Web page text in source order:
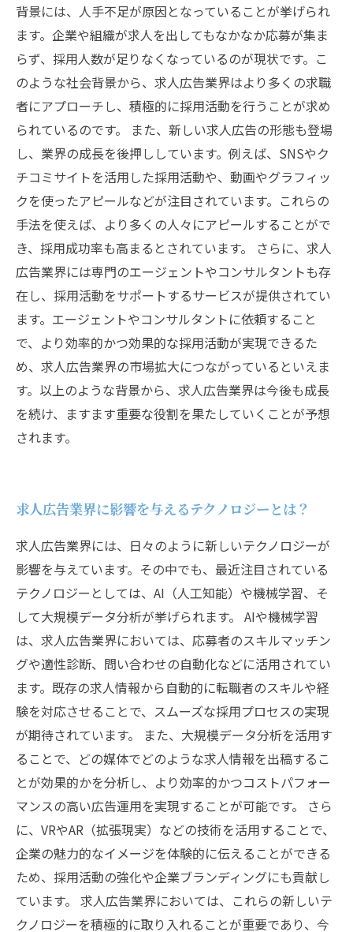
背景には、人手不足が原因となっていることが挙げられ
ます。企業や組織が求人を出してもなかなか応募が集ま
らず、採用人数が足りなくなっているのが現状です。こ
のような社会背景から、求人広告業界はより多くの求職
者にアプローチし、積極的に採用活動を行うことが求め
られているのです。 また、新しい求人広告の形態も登場
し、業界の成長を後押ししています。例えば、SNSやク
チコミサイトを活用した採用活動や、動画やグラフィッ
クを使ったアピールなどが注目されています。これらの
手法を使えば、より多くの人々にアピールすることがで
き、採用成功率も高まるとされています。 さらに、求人
広告業界には専門のエージェントやコンサルタントも存
在し、採用活動をサポートするサービスが提供されてい
ます。エージェントやコンサルタントに依頼すること
で、より効率的かつ効果的な採用活動が実現できるた
め、求人広告業界の市場拡大につながっているといえま
す。以上のような背景から、求人広告業界は今後も成長
を続け、ますます重要な役割を果たしていくことが予想
されます。
求人広告業界に影響を与えるテクノロジーとは？
求人広告業界には、日々のように新しいテクノロジーが
影響を与えています。その中でも、最近注目されている
テクノロジーとしては、AI（人工知能）や機械学習、そ
して大規模データ分析が挙げられます。 AIや機械学習
は、求人広告業界においては、応募者のスキルマッチン
グや適性診断、問い合わせの自動化などに活用されてい
ます。既存の求人情報から自動的に転職者のスキルや経
験を対応させることで、スムーズな採用プロセスの実現
が期待されています。 また、大規模データ分析を活用す
ることで、どの媒体でどのような求人情報を出稿するこ
とが効果的かを分析し、より効率的かつコストパフォー
マンスの高い広告運用を実現することが可能です。 さら
に、VRやAR（拡張現実）などの技術を活用することで、
企業の魅力的なイメージを体験的に伝えることができる
ため、採用活動の強化や企業ブランディングにも貢献し
ています。 求人広告業界においては、これらの新しいテ
クノロジーを積極的に取り入れることが重要であり、今